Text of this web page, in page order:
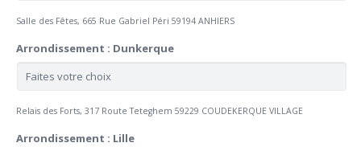
Salle des Fêtes, 665 Rue Gabriel Péri 59194 ANHIERS
Arrondissement : Dunkerque
Relais des Forts, 317 Route Teteghem 59229 COUDEKERQUE VILLAGE
Arrondissement : Lille